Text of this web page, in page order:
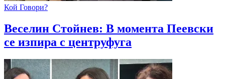
Кой Говори?
Веселин Стойнев: В момента Пеевски
се изпира с центруфуга